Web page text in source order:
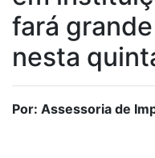
fará
nesta
Por: Assessoria de